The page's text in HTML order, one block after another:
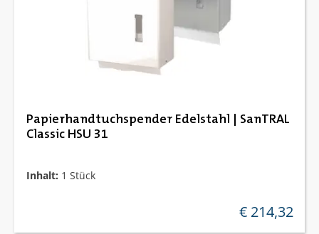
Papierhandtuchspender Edelstahl | SanTRAL
Classic HSU 31
Inhalt: 1 Stück
regulärer preis:
€ 214,32